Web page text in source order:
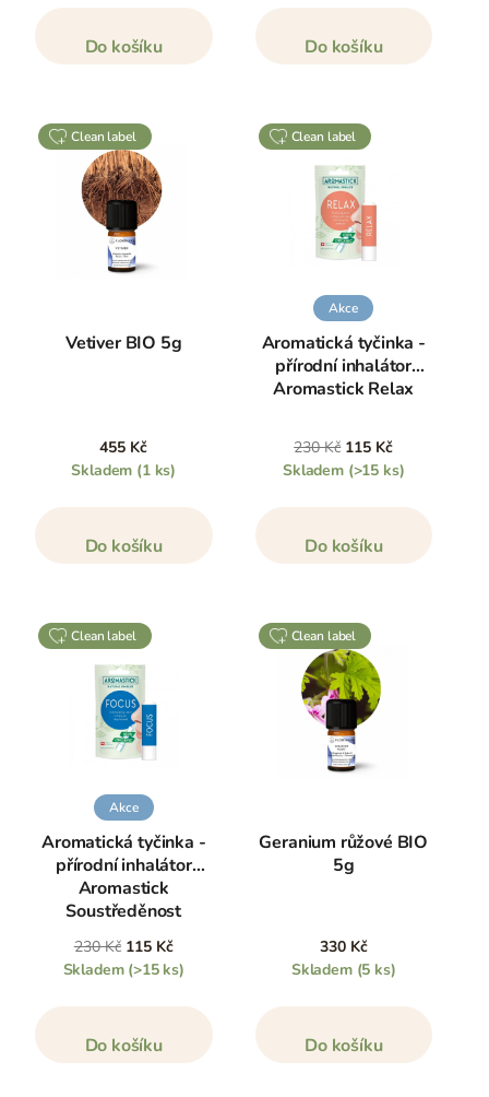
Do košíku Do košíku
clean label
Vetiver BIO 5g
455 Kč
Skladem (1 ks)
Do košíku
clean label
Akce
Aromatická tyčinka -
přírodní inhalátor
Aromastick Relax
230 Kč 115 Kč
Skladem (>15 ks)
Do košíku
clean label
Akce
Aromatická tyčinka -
přírodní inhalátor
Aromastick
Soustředěnost
230 Kč 115 Kč
Skladem (>15 ks)
Do košíku
clean label
Geranium růžové BIO
5g
330 Kč
Skladem (5 ks)
Do košíku